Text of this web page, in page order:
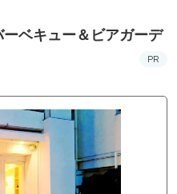
ベキュー＆ビアガーデ
PR